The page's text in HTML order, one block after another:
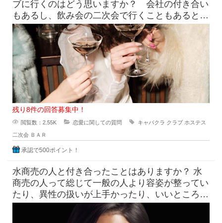
ブに行くのはどう思いますか？ 会社の付き合い
もあるし、飲み会の二次会で行くこともあると思
うんです。ＢＡＲも女性の人が
残り8件の回答募集中！
閲覧数：2.55K 恋愛に関しての質問 キャバクラ クラブ ホステス
二次会 ＢＡＲ
承認で500ポイント！
水商売の人と付き合ったことはありますか？ 水
商売の人って総じて一般の人より容姿が整ってい
たり、異性の扱いが上手かったり、いいところも
たくさんありますが、一